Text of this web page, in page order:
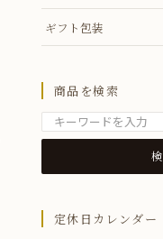
ギフト包装
商品を検索
定休日カレンダー